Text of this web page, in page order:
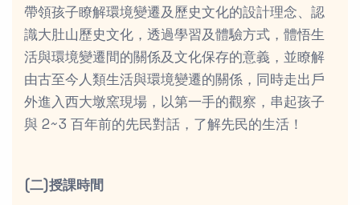
帶領孩子瞭解環境變遷及歷史文化的設計理念、認
識大肚山歷史文化，透過學習及體驗方式，體悟生
活與環境變遷間的關係及文化保存的意義，並瞭解
由古至今人類生活與環境變遷的關係，同時走出戶
外進入西大墩窯現場，以第一手的觀察，串起孩子
與 2~3 百年前的先民對話，了解先民的生活！
(二)授課時間